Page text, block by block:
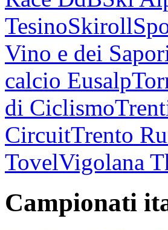
TesinoSkiroll
Vino e dei
calcio Eusalp
di Ciclismo
CircuitTrento
TovelVigolana
Campionati